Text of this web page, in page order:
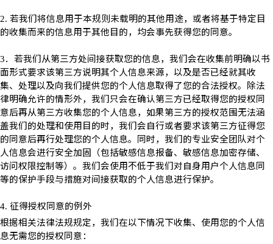
2. 若我们将信息用于本规则未载明的其他用途，或者将基于特定目
的收集而来的信息用于其他目的，均会事先获得您的同意。
3．若我们从第三方处间接获取您的信息，我们会在收集前明确以书
面形式要求该第三方说明其个人信息来源，以及是否已经就其收
集、处理以及向我们提供您的个人信息取得了您的合法授权。除法
律明确允许的情形外，我们只会在确认第三方已经取得您的授权同
意后再从第三方收集您的个人信息，如果第三方的授权范围无法涵
盖我们的处理和使用目的时，我们会自行或者要求该第三方征得您
的同意后再行处理您的个人信息。同时，我们的专业安全团队对个
人信息会进行安全加固（包括敏感信息报备、敏感信息加密存储、
访问权限控制等）。我们会使用不低于我们对自身用户个人信息同
等的保护手段与措施对间接获取的个人信息进行保护。
4. 征得授权同意的例外
根据相关法律法规规定，我们在以下情况下收集、使用您的个人信
息无需您的授权同意：